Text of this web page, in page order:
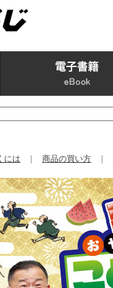
には 商品の買い方